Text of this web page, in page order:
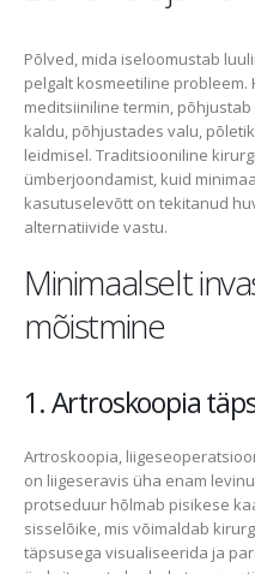
Põlved, mida iseloomustab
pelgalt kosmeetiline
meditsiiniline termin,
kaldu, põhjustades valu,
leidmisel. Traditsiooniline
ümberjoondamist, kuid
kasutuselevõtt on tekitanud
alternatiivide vastu.
Minimaalselt
mõistmine
1. Artroskoopia
Artroskoopia,
on liigeseravis üha enam
protseduur hõlmab pisikese
sisselõike, mis võimaldab
täpsusega visualiseerida ja